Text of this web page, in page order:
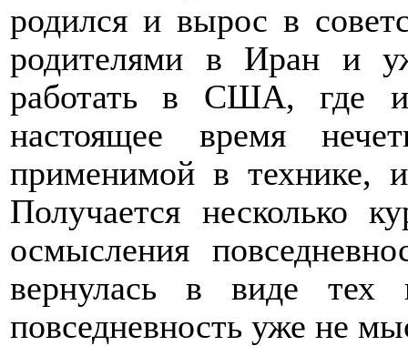
родился и вырос в
родителями в Иран и
работать в США, где
настоящее время
применимой в технике,
Получается несколько
осмысления
вернулась в виде тех
повседневность уже не